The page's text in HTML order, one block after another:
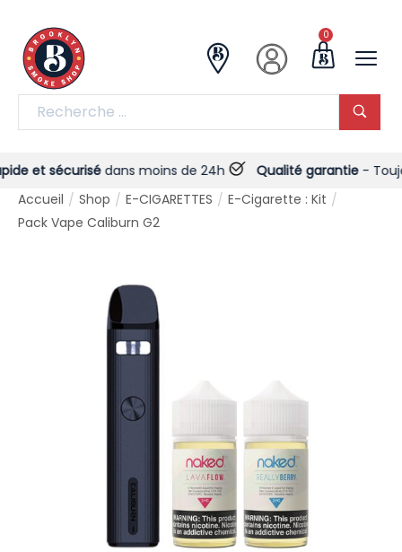
0
et sécurisédans moins de 24h Qualité garantie-
Accueil / Shop / E-CIGARETTES / E-Cigarette : Kit /
Pack Vape Caliburn G2